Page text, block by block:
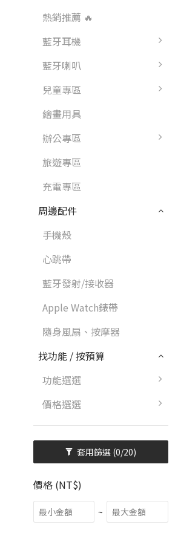
熱銷推薦 🔥
藍牙耳機
藍牙喇叭
兒童專區
繪畫用具
辦公專區
旅遊專區
充電專區
周邊配件
手機殼
心跳帶
藍牙發射/接收器
Apple Watch錶帶
隨身風扇、按摩器
找功能 / 按預算
功能選選
價格選選
套用篩選 (0/20)
價格 (NT$)
~